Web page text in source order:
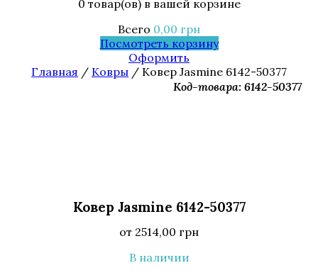
0 товар(ов)в вашей корзине
Всего 0,00 грн
Посмотреть корзину
Оформить
Главная / Ковры / Ковер Jasmine 6142-50377
Код-товара: 6142-50377
Ковер Jasmine 6142-50377
от 2514,00 грн
В наличии